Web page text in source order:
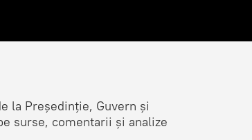
la Președinție, Guvern și
surse, comentarii și analize